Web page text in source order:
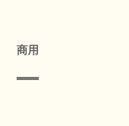
商用